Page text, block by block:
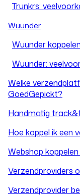
Trunkrs:
Wuunder
Wuunder koppelen
Wuunder:
Welke
GoedGepickt?
Handmatig
Hoe koppel ik een
Webshop
Verzendproviders
Verzendprovider